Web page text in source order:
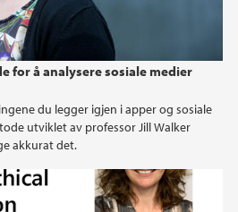
for å analysere sosiale medier
du legger igjen i apper og sosiale
utviklet av professor Jill Walker
akkurat det.